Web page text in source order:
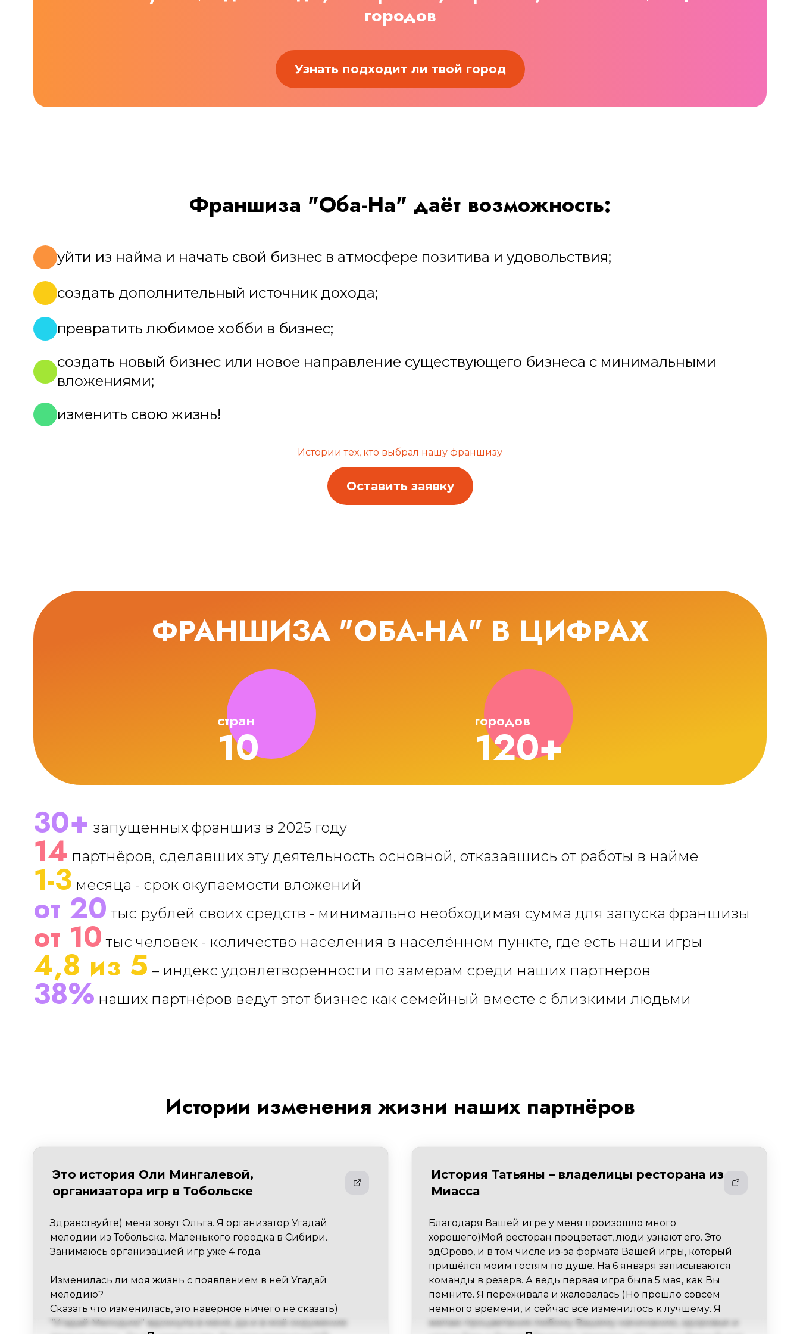
городов
Узнать подходит ли твой город
Франшиза "Оба-На" даёт возможность:
уйти из найма и начать свой бизнес в атмосфере позитива и удовольствия;
создать дополнительный источник дохода;
превратить любимое хобби в бизнес;
создать новый бизнес или новое направление существующего бизнеса с минимальными
вложениями;
изменить свою жизнь!
Истории тех, кто выбрал нашу франшизу
Оставить заявку
ФРАНШИЗА "ОБА-НА" В ЦИФРАХ
стран
10
городов
120+
30+ запущенных франшиз в 2025 году
14 партнёров, сделавших эту деятельность основной, отказавшись от работы в найме
1-3 месяца - срок окупаемости вложений
от 20 тыс рублей своих средств - минимально необходимая сумма для запуска франшизы
от 10 тыс человек - количество населения в населённом пункте, где есть наши игры
4,8 из 5 – индекс удовлетворенности по замерам среди наших партнеров
38% наших партнёров ведут этот бизнес как семейный вместе с близкими людьми
Истории изменения жизни наших партнёров
Это история Оли Мингалевой,
организатора игр в Тобольске
Здравствуйте) меня зовут Ольга. Я организатор Угадай
мелодии из Тобольска. Маленького городка в Сибири.
Занимаюсь организацией игр уже 4 года.
Изменилась ли моя жизнь с появлением в ней Угадай
мелодию?
Сказать что изменилась, это наверное ничего не сказать)
"Угадай Мелодию" вдохнула в меня, да и в моё окружение
История Татьяны – владелицы ресторана из
Миасса
Благодаря Вашей игре у меня произошло много
хорошего)Мой ресторан процветает, люди узнают его. Это
здОрово, и в том числе из-за формата Вашей игры, который
пришёлся моим гостям по душе. На 6 января записываются
команды в резерв. А ведь первая игра была 5 мая, как Вы
помните. Я переживала и жаловалась )Но прошло совсем
немного времени, и сейчас всё изменилось к лучшему. Я
желаю процветания любому Вашему начинанию, здоровья и